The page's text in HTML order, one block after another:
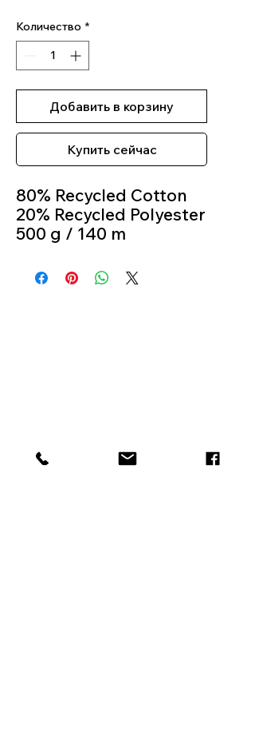
Количество *
Добавить в корзину
Купить сейчас
80% Recycled Cotton
20% Recycled Polyester
500 g / 140 m
6mm
Colour 791